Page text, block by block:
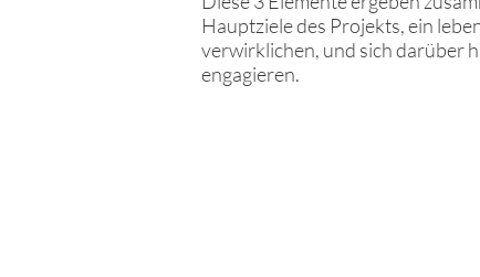
Hauptziele des Projekts, ein
verwirklichen, und sich darüber
engagieren.